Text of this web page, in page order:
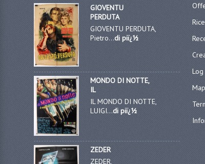
GIOVENTU
PERDUTA
GIOVENTU PERDUTA,
Pietro...di piï¿½
MONDO DI NOTTE,
IL
IL MONDO DI NOTTE,
LUIGI...di piï¿½
ZEDER
ZEDER,
Log